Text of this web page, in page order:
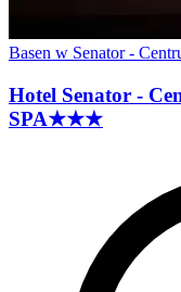
Basen w Senator -
Hotel Senator -
SPA★★★